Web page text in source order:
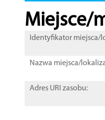
Miejsce/
Identyfikator miejsca/
Nazwa miejsca/
Adres URI zasobu: